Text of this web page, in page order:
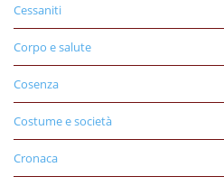
Cessaniti
Corpo e salute
Cosenza
Costume e società
Cronaca